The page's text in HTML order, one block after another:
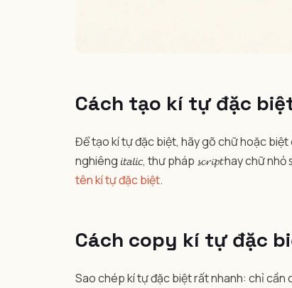
Cách tạo kí tự đặc
Để tạo kí tự đặc biệt, hãy gõ chữ hoặc
nghiêng 𝘪𝘵𝘢𝘭𝘪𝘤, thư pháp 𝓼𝓬𝓻𝓲𝓹𝓽 hay chữ
tên kí tự đặc biệt.
Cách copy kí tự đặc
Sao chép kí tự đặc biệt rất nhanh: chỉ